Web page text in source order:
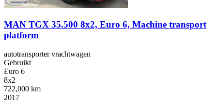
MAN TGX 35.500 8x2, Euro 6, Machine transport
platform
autotransporter vrachtwagen
Gebruikt
Euro 6
8x2
722,000 km
2017